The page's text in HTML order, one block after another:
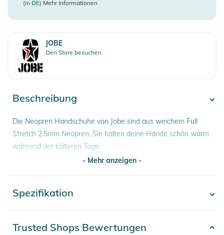
(in DE) Mehr Informationen
JOBE
Den Store besuchen
Beschreibung
Die Neopren Handschuhe von Jobe sind aus weichem Full
Stretch 2,5mm Neopren. Sie halten deine Hände schön warm
während der kälteren Tage.
- 2,5mm Neopren
- Full Stretch Neopren
- Mehr anzeigen -
Spezifikation
Trusted Shops Bewertungen